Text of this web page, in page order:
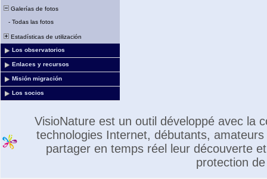
Galerías de fotos
- Todas las fotos
Estadísticas de utilización
Los observatorios
Enlaces y recursos
Misión migración
Los socios
VisioNature est un outil développé avec la
technologies Internet, débutants,
partager en temps réel leur découverte
protection